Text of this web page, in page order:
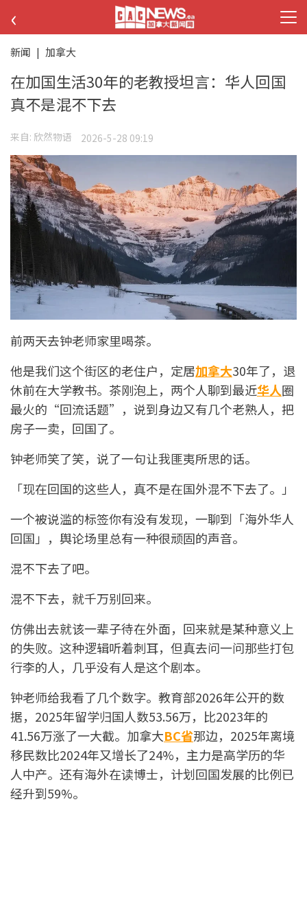
‹
新闻 | 加拿大
在加国生活30年的老教授坦言：华人回国
真不是混不下去
来自: 欣然物语 2026-5-28 09:19
前两天去钟老师家里喝茶。
他是我们这个街区的老住户，定居加拿大30年了，退
休前在大学教书。茶刚泡上，两个人聊到最近华人圈
最火的“回流话题”，说到身边又有几个老熟人，把
房子一卖，回国了。
钟老师笑了笑，说了一句让我匪夷所思的话。
「现在回国的这些人，真不是在国外混不下去了。」
一个被说滥的标签你有没有发现，一聊到「海外华人
回国」，舆论场里总有一种很顽固的声音。
混不下去了吧。
混不下去，就千万别回来。
仿佛出去就该一辈子待在外面，回来就是某种意义上
的失败。这种逻辑听着刺耳，但真去问一问那些打包
行李的人，几乎没有人是这个剧本。
钟老师给我看了几个数字。教育部2026年公开的数
据，2025年留学归国人数53.56万，比2023年的
41.56万涨了一大截。加拿大BC省那边，2025年离境
移民数比2024年又增长了24%，主力是高学历的华
人中产。还有海外在读博士，计划回国发展的比例已
经升到59%。